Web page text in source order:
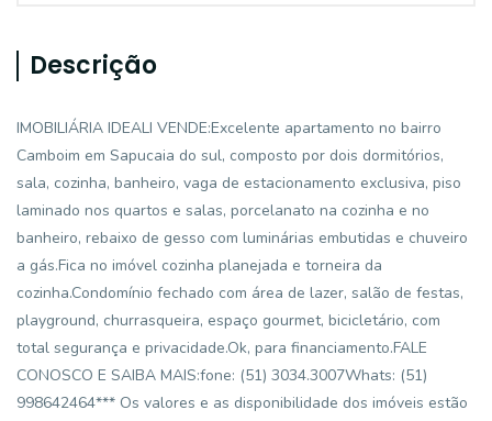
Descrição
IMOBILIÁRIA IDEALI VENDE:Excelente apartamento no bairro
Camboim em Sapucaia do sul, composto por dois dormitórios,
sala, cozinha, banheiro, vaga de estacionamento exclusiva, piso
laminado nos quartos e salas, porcelanato na cozinha e no
banheiro, rebaixo de gesso com luminárias embutidas e chuveiro
a gás.Fica no imóvel cozinha planejada e torneira da
cozinha.Condomínio fechado com área de lazer, salão de festas,
playground, churrasqueira, espaço gourmet, bicicletário, com
total segurança e privacidade.Ok, para financiamento.FALE
CONOSCO E SAIBA MAIS:fone: (51) 3034.3007Whats: (51)
998642464*** Os valores e as disponibilidade dos imóveis estão